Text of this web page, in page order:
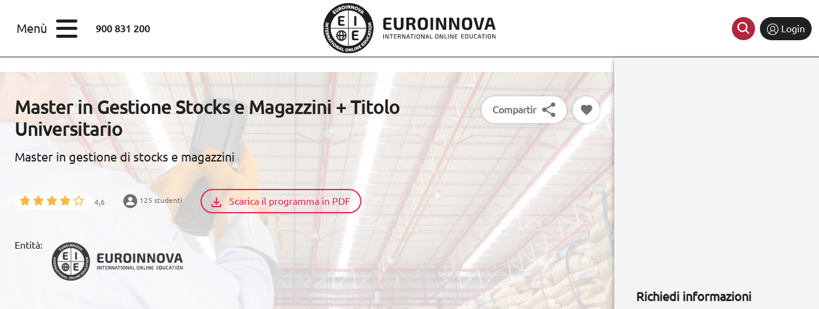
Menù 900 831 200 Login
STUDI
SCOPRI EUROINNOVA
CONTACTO
Master
Master in Gestione Stocks e Magazzini + Titolo
Universitario
Master in gestione di stocks e magazzini
4,6 125 studenti Scarica il programma in PDF
Entità:
Compartir
Richiedi informazioni